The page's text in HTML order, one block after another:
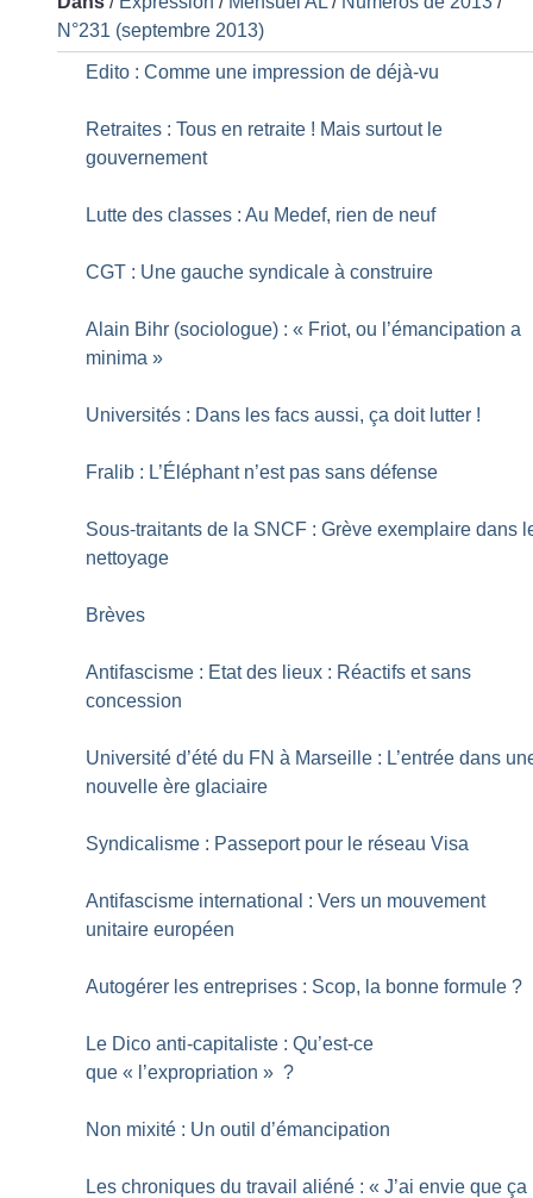
N°231 (septembre 2013)
Edito : Comme une impression de déjà-vu
Retraites : Tous en retraite ! Mais surtout le
gouvernement
Lutte des classes : Au Medef, rien de neuf
CGT : Une gauche syndicale à construire
Alain Bihr (sociologue) : « Friot, ou l’émancipation a
minima »
Universités : Dans les facs aussi, ça doit lutter !
Fralib : L’Éléphant n’est pas sans défense
Sous-traitants de la SNCF : Grève exemplaire dans
nettoyage
Brèves
Antifascisme : Etat des lieux : Réactifs et sans
concession
Université d’été du FN à Marseille : L’entrée dans
nouvelle ère glaciaire
Syndicalisme : Passeport pour le réseau Visa
Antifascisme international : Vers un mouvement
unitaire européen
Autogérer les entreprises : Scop, la bonne formule ?
Le Dico anti-capitaliste : Qu’est-ce
que « l’expropriation » ?
Non mixité : Un outil d’émancipation
Les chroniques du travail aliéné : « J’ai envie que ça